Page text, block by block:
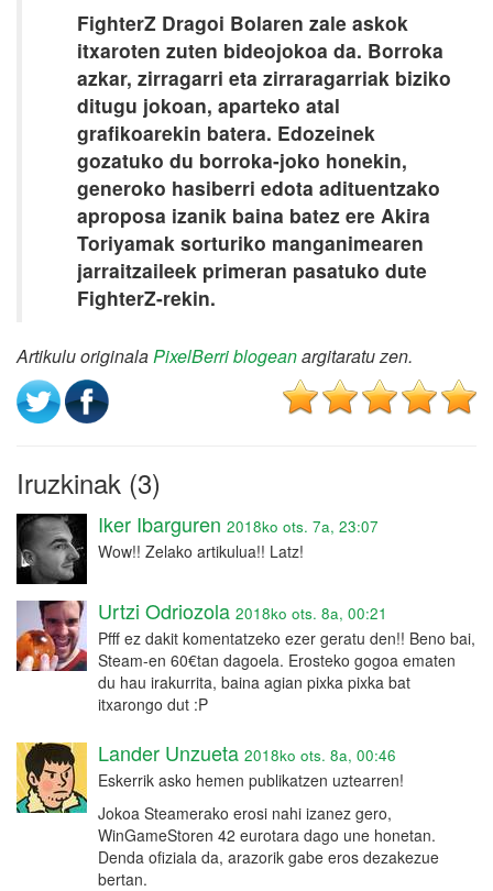
FighterZ Dragoi Bolaren zale askok
itxaroten zuten bideojokoa da. Borroka
azkar, zirragarri eta zirraragarriak biziko
ditugu jokoan, aparteko atal
grafikoarekin batera. Edozeinek
gozatuko du borroka-joko honekin,
generoko hasiberri edota adituentzako
aproposa izanik baina batez ere Akira
Toriyamak sorturiko manganimearen
jarraitzaileek primeran pasatuko dute
FighterZ-rekin.
Artikulu originalaPixelBerri blogeanargitaratu zen.
Iruzkinak (3)
Iker Ibarguren 2018ko ots. 7a, 23:07
Wow!! Zelako artikulua!! Latz!
Urtzi Odriozola 2018ko ots. 8a, 00:21
Pfff ez dakit komentatzeko ezer geratu den!! Beno bai,
Steam-en 60€tan dagoela. Erosteko gogoa ematen
du hau irakurrita, baina agian pixka pixka bat
itxarongo dut :P
Lander Unzueta 2018ko ots. 8a, 00:46
Eskerrik asko hemen publikatzen uztearren!
Jokoa Steamerako erosi nahi izanez gero,
WinGameStoren 42 eurotara dago une honetan.
Denda ofiziala da, arazorik gabe eros dezakezue
bertan.